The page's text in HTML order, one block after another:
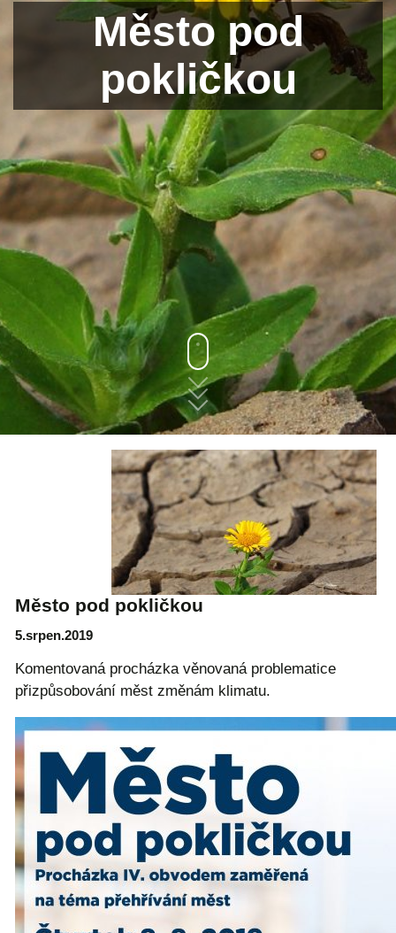
Město pod
pokličkou
Město pod pokličkou
5.srpen.2019
Komentovaná procházka věnovaná problematice
přizpůsobování měst změnám klimatu.